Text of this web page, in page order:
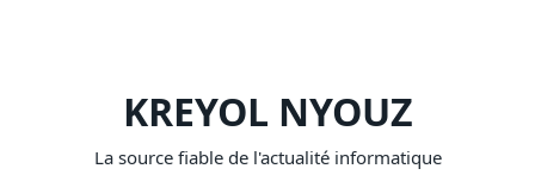
KREYOL NYOUZ
La source fiable de l'actualité informatique